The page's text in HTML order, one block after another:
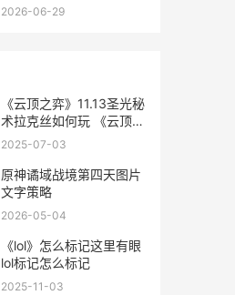
2026-06-29
《云顶之弈》11.13圣光秘
术拉克丝如何玩 《云顶之
弈》如何删除和重新创建
2025-07-03
原神谲域战境第四天图片
文字策略
2026-05-04
《lol》怎么标记这里有眼
lol标记怎么标记
2025-11-03